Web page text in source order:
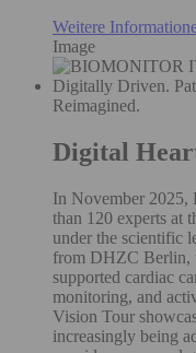
Weitere
Image
Digitally Driven.
Reimagined.
Digital
In November
than 120 experts at
under the scientific
from DHZC Berlin,
supported cardiac
monitoring, and
Vision Tour
increasingly being